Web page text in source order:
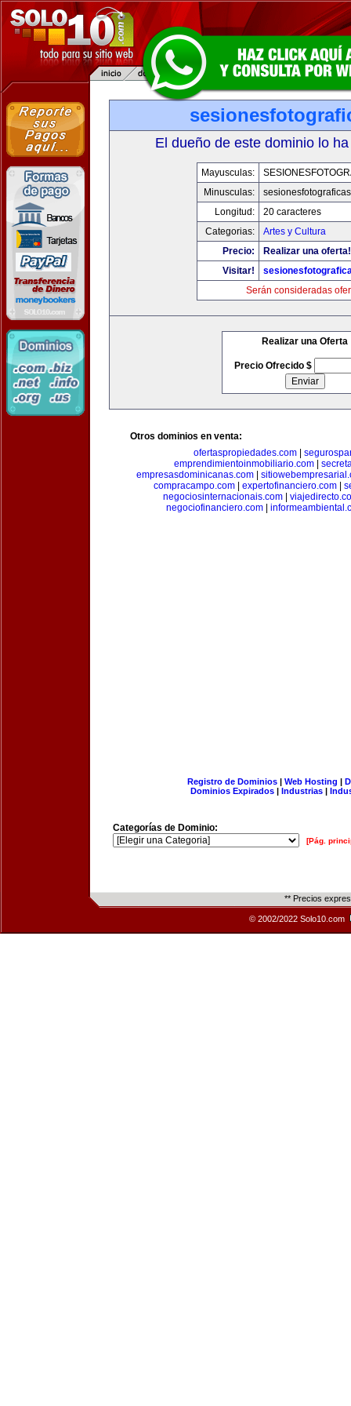
El dueño de este dominio lo
Mayusculas:
Minusculas:
Longitud:
20 caracteres
Categorias:
Artes y Cultura
Precio:
Realizar una oferta!
Visitar!
Serán consideradas
Realizar una Oferta
Precio Ofrecido $
Otros dominios en venta:
ofertaspropiedades.com|
emprendimientoinmobiliario.com|
empresasdominicanas.com|
compracampo.com| expertofinanciero.com|
negociosinternacionais.com
negociofinanciero.com
Registro de Dominios| Web Hosting |
Dominios Expirados | Industrias |
Categorías de Dominio:
[Pág.
** Precios
© 2002/2022 Solo10.com